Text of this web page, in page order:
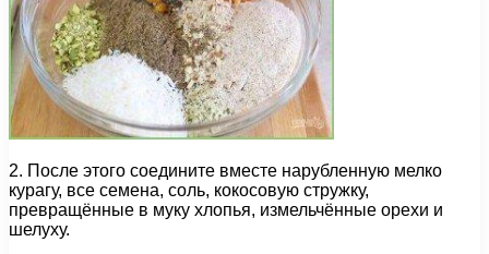
2. После этого соедините вместе нарубленную мелко
курагу, все семена, соль, кокосовую стружку,
превращённые в муку хлопья, измельчённые орехи и
шелуху.